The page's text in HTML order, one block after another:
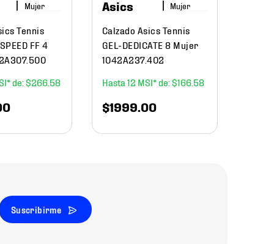
Mujer
Tennis
FF 4
$266 58
Asics Mujer
Calzado Asics Tennis
GEL-DEDICATE 8 Mujer
1042A237.402
12
$166. 58
$1999.00
Suscribirme